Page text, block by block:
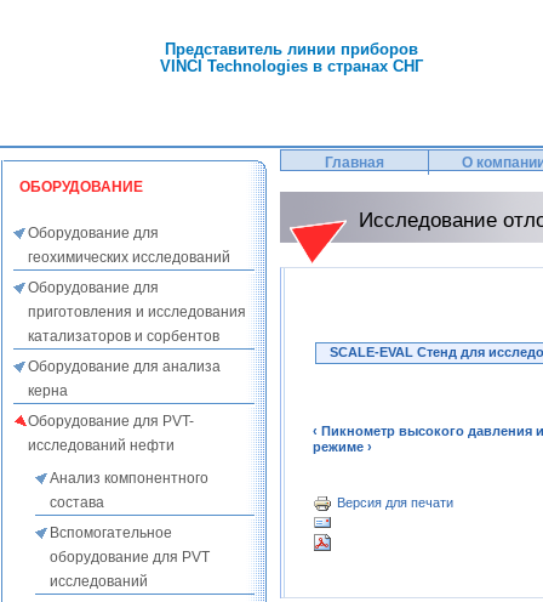
Представитель линии приборов
VINCI Technologies в странах СНГ
ОБОРУДОВАНИЕ
Оборудование для
геохимических исследований
Оборудование для
приготовления и исследования
катализаторов и сорбентов
Оборудование для анализа
керна
Оборудование для PVT-
исследований нефти
Анализ компонентного
состава
Вспомогательное
оборудование для PVT
исследований
Главная О
Исследование
SCALE-EVAL Стенд для
‹ Пикнометр высокого давления
режиме ›
Версия для печати